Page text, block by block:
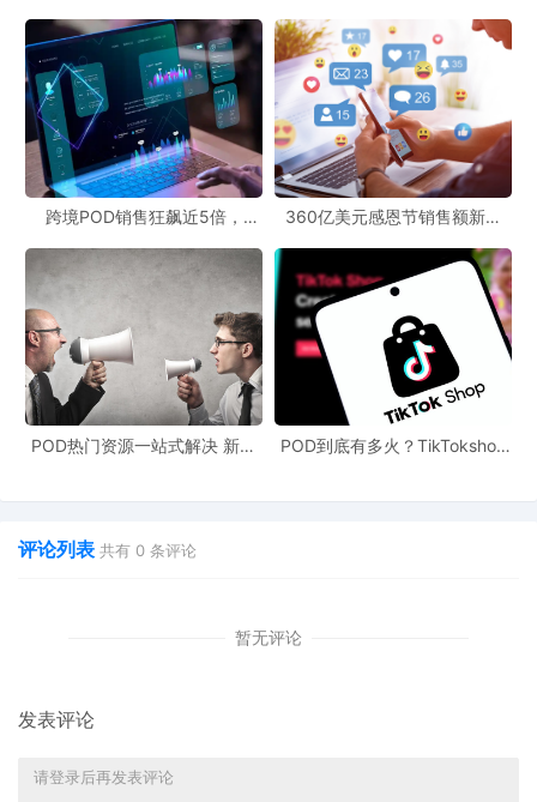
装的“数量”，而是更加关注“质量”，注重服装的品质、设计感
和性价比。
另外，越南拥有 丰富的直播机构和带货达人，消费者早已习
惯通过内容“种草”下单，这种成熟的电商生态让越南市场的爆
单事半功倍，也让跨境卖家能够快速打开市场局面。
南女装市场的主要消费力量。
跨境POD销售狂飙近5倍，
360亿美元感恩节销售额新纪
新风潮！
POD热门资源一站式解决 新手
POD到底有多火？TikTokshop
评论列表 共有 0 条评论
暂无评论
发表评论